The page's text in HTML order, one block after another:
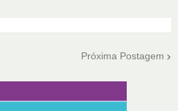
Próxima Postagem